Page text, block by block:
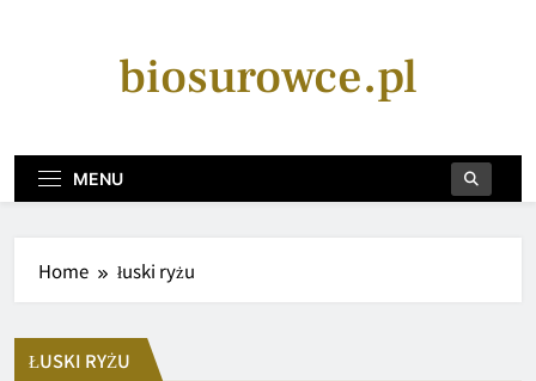
biosurowce.pl
MENU
Home łuski ryżu
ŁUSKI RYŻU